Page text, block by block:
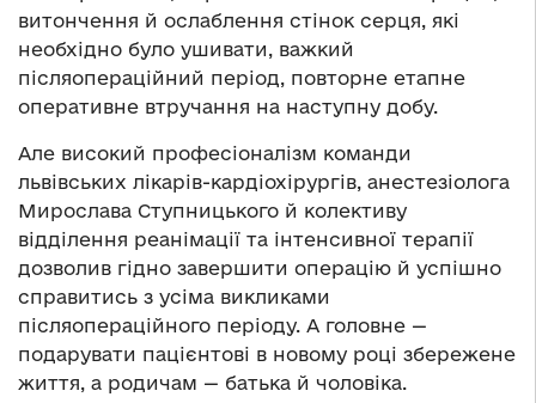
витончення й ослаблення стінок серця, які
необхідно було ушивати, важкий
післяопераційний період, повторне етапне
оперативне втручання на наступну добу.
Але високий професіоналізм команди
львівських лікарів-кардіохірургів, анестезіолога
Мирослава Ступницького й колективу
відділення реанімації та інтенсивної терапії
дозволив гідно завершити операцію й успішно
справитись з усіма викликами
післяопераційного періоду. А головне —
подарувати пацієнтові в новому році збережене
життя, а родичам — батька й чоловіка.